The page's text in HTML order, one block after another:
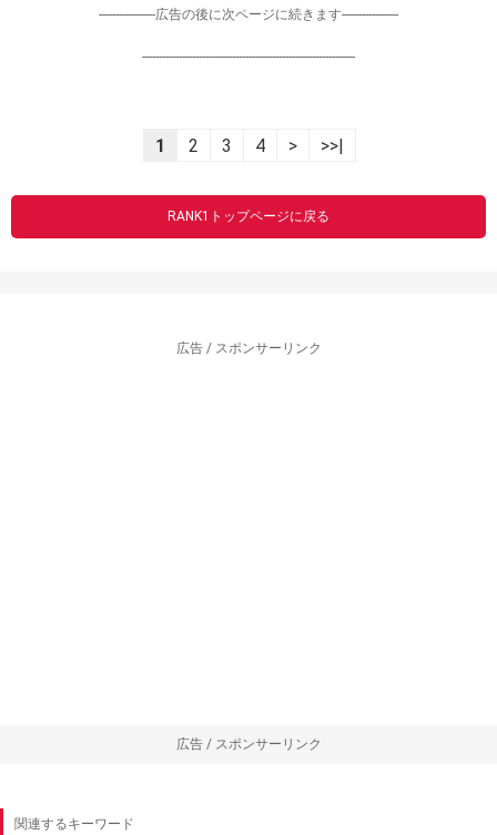
-----------------広告の後に次ページに続きます-----------------
----------------------------------------------------------------
1 2 3 4 > >>|
RANK1トップページに戻る
広告 / スポンサーリンク
広告 / スポンサーリンク
関連するキーワード